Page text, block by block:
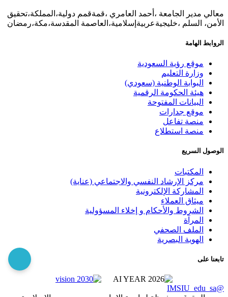
معالي مدير الجامعة ،أحمد العامري ،قمةقمم دولية،المملكة،تحقيق
الأمن، السلم ،خليجيةعربيةإسلامية،العاصمة المقدسة،مكة،رمضان
الروابط الهامة
موقع رؤية السعودية
وزارة التعليم
البوابة الوطنية (سعودي)
هيئة الحكومة الرقمية
البيانات المفتوحة
موقع جدارات
منصة تفاعل
منصة استطلاع
الوصول السريع
المكتبات
مركز الإرشاد النفسي والاجتماعي (عناية)
المشاركة الإلكترونية
ميثاق العملاء
الشروط والأحكام و إخلاء المسؤولية
المرآة
الملف الصحفي
الهوية البصرية
تابعنا على
@IMSIU_edu_sa